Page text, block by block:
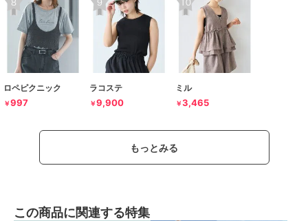
ロペピクニック
￥997
ラコステ
￥9,900
ミル
￥3,465
もっとみる
この商品に関連する特集